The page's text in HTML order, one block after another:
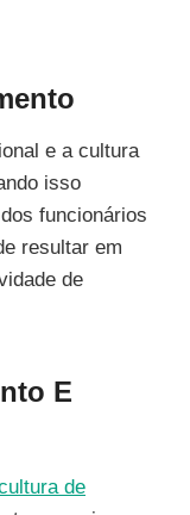
e a cultura
isso
funcionários
resultar em
de
E
de